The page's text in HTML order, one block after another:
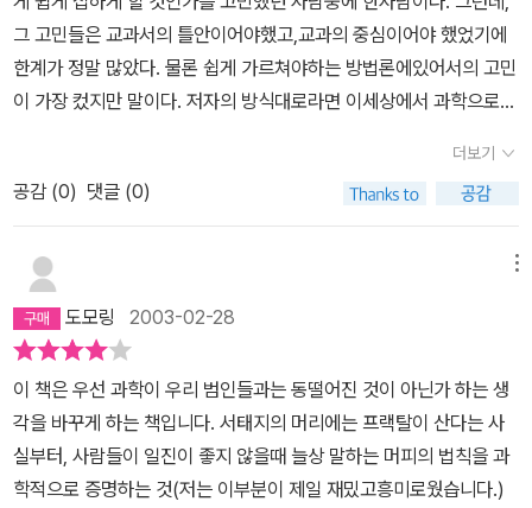
것들에게도 과학적 원리가 숨어 있다는 게 놀라웠고, 고등학교 졸업
후 평생 과학하고는 담을 쌓고 살 것 같은 내가 과학에 대한 책을 다
읽고 재밌다고 평가하다니...뿌듯했다. 과학을 싫어하고 왜 배워야 하
는지 궁금한 학생들이 읽어봤으면 좋겠다.
그 고민들은 교과서의 틀안이어야했고,교과의 중심이어야 했었기에
한계가 정말 많았다. 물론 쉽게 가르쳐야하는 방법론에있어서의 고민
이 가장 컸지만 말이다. 저자의 방식대로라면 이세상에서 과학으로
선변경에 대한 고민도, 소음도 그럴듯하게 설명을 해 준다. 굳이 카오
스론이나 프랙탈이론을 그이론을 증명할 수 있는 복잡한 수식으로 설
명하는것이 아니라, 아주 가까운 생활속에서 설명되어져,그런 이론들
에 대한 맛을 볼 수 있게도 한다. 무엇이든 가깝게 접할수 있는 곳에서
더보기
공감 (0) 댓글 (0)
도모링 2003-02-28
이 책은 우선 과학이 우리 범인들과는 동떨어진 것이 아닌가 하는 생
각을 바꾸게 하는 책입니다. 서태지의 머리에는 프랙탈이 산다는 사
실부터, 사람들이 일진이 좋지 않을때 늘상 말하는 머피의 법칙을 과
학적으로 증명하는 것(저는 이부분이 제일 재밌고흥미로웠습니다.)